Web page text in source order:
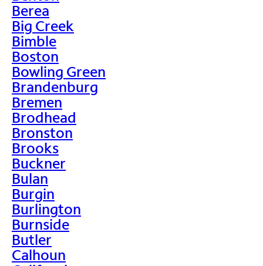
Berea
Big Creek
Bimble
Boston
Bowling Green
Brandenburg
Bremen
Brodhead
Bronston
Brooks
Buckner
Bulan
Burgin
Burlington
Burnside
Butler
Calhoun